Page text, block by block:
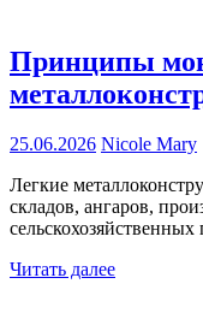
Принципы
25.06.2026 Nicole Mary
Легкие
складов, ангаров,
Читать далее